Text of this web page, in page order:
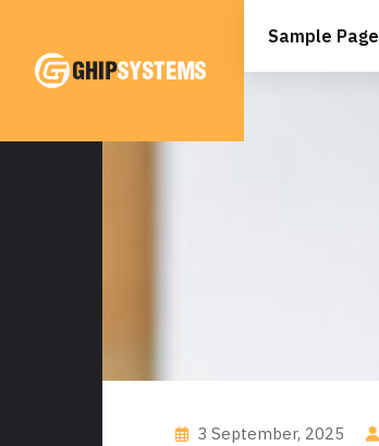
content
Sample Page
3 September, 2025